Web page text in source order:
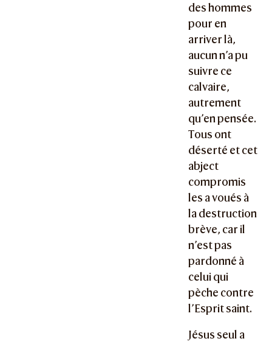
des hommes
pour en
arriver là,
aucun n’a pu
suivre ce
calvaire,
autrement
qu’en pensée.
Tous ont
déserté et cet
abject
compromis
les a voués à
la destruction
brève, car il
n’est pas
pardonné à
celui qui
pèche contre
l’Esprit saint.
Jésus seul a